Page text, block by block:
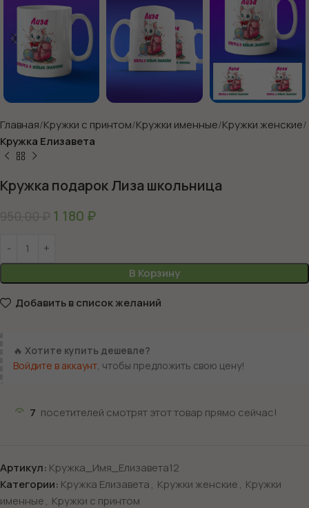
Главная Кружки с принтом Кружки именные Кружки женские
Кружка Елизавета
Кружка подарок Лиза школьница
950,00₽ 1 180 ₽
В Корзину
Добавить в список желаний
🔥 Хотите купить дешевле?
Войдите в аккаунт , чтобы предложить свою цену!
7 посетителей смотрят этот товар прямо сейчас!
Артикул: Кружка_Имя_Елизавета12
Категории: Кружка Елизавета, Кружки женские, Кружки
именные, Кружки с принтом